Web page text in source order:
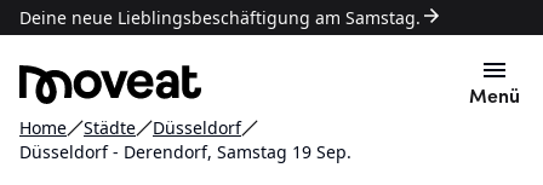
Deine neue Lieblingsbeschäftigung am Samstag.
Menü
Home Städte
Düsseldorf
Düsseldorf - Derendorf, Samstag 19 Sep.